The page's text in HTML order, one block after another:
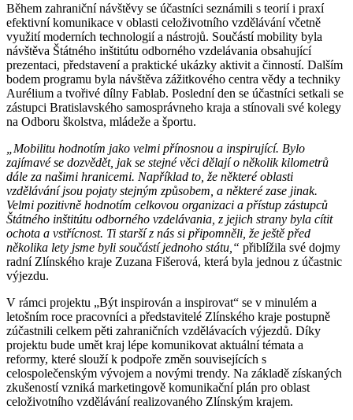
Během zahraniční návštěvy se účastníci seznámili s teorií i praxí
efektivní komunikace v oblasti celoživotního vzdělávání včetně
využití moderních technologií a nástrojů. Součástí mobility byla
návštěva Štátného inštitútu odborného vzdelávania obsahující
prezentaci, představení a praktické ukázky aktivit a činností. Dalším
bodem programu byla návštěva zážitkového centra vědy a techniky
Aurélium a tvořivé dílny Fablab. Poslední den se účastníci setkali se
zástupci Bratislavského samosprávneho kraja a stínovali své kolegy
na Odboru školstva, mládeže a športu.
„Mobilitu hodnotím jako velmi přínosnou a inspirující. Bylo
zajímavé se dozvědět, jak se stejné věci dělají o několik kilometrů
dále za našimi hranicemi. Například to, že některé oblasti
vzdělávání jsou pojaty stejným způsobem, a některé zase jinak.
Velmi pozitivně hodnotím celkovou organizaci a přístup zástupců
Štátného inštitútu odborného vzdelávania, z jejich strany byla cítit
ochota a vstřícnost. Ti starší z nás si připomněli, že ještě před
několika lety jsme byli součástí jednoho státu,“ přiblížila své dojmy
radní Zlínského kraje Zuzana Fišerová, která byla jednou z účastnic
výjezdu.
V rámci projektu „Být inspirován a inspirovat“ se v minulém a
letošním roce pracovníci a představitelé Zlínského kraje postupně
zúčastnili celkem pěti zahraničních vzdělávacích výjezdů. Díky
projektu bude umět kraj lépe komunikovat aktuální témata a
reformy, které slouží k podpoře změn souvisejících s
celospolečenským vývojem a novými trendy. Na základě získaných
zkušeností vzniká marketingově komunikační plán pro oblast
celoživotního vzdělávání realizovaného Zlínským krajem.